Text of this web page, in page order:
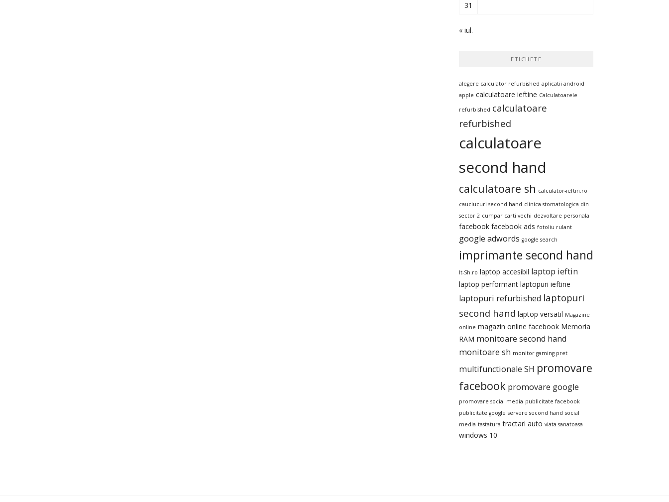
31
« iul.
ETICHETE
alegere calculator refurbished aplicatii android
apple calculatoare ieftine Calculatoarele
refurbished calculatoare
refurbished
calculatoare
second hand
calculatoare sh calculator-ieftin.ro
cauciucuri second hand clinica stomatologica din
sector 2 cumpar carti vechi dezvoltare personala
facebook facebook ads fotoliu rulant
google adwords google search
imprimante second hand
It-Sh.ro laptop accesibil laptop ieftin
laptop performant laptopuri ieftine
laptopuri refurbished laptopuri
second hand laptop versatil Magazine
online magazin online facebook Memoria
RAM monitoare second hand
monitoare sh monitor gaming pret
multifunctionale SH promovare
facebook promovare google
promovare social media publicitate facebook
publicitate google servere second hand social
media tastatura tractari auto viata sanatoasa
windows 10